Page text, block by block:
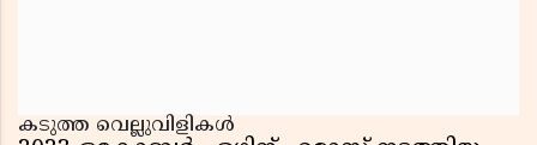
കടുത്ത വെല്ലുവിളികൾ